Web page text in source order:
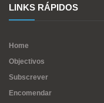
LINKS RÁPIDOS
Home
Objectivos
Subscrever
Encomendar